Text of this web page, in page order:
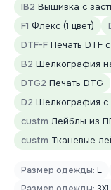
IB2 Вышивка с
F1 Флекс (1 цвет)
DTF-F Печать DTF
B2 Шелкография
DTG2 Печать DTG
D2 Шелкография с
custm Лейблы из
custm Тканевые
Размер одежды: L